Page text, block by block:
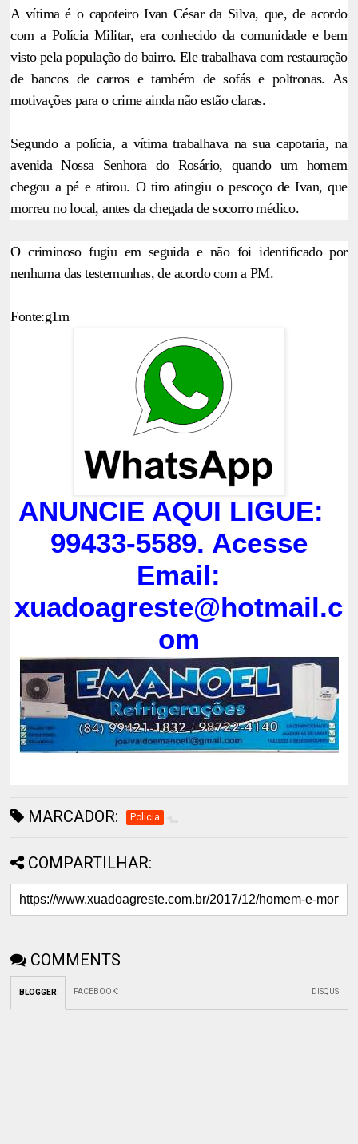
A vítima é o capoteiro Ivan César da Silva, que, de acordo
com a Polícia Militar, era conhecido da comunidade e bem
visto pela população do bairro. Ele trabalhava com restauração
de bancos de carros e também de sofás e poltronas. As
motivações para o crime ainda não estão claras.
Segundo a polícia, a vítima trabalhava na sua capotaria, na
avenida Nossa Senhora do Rosário, quando um homem
chegou a pé e atirou. O tiro atingiu o pescoço de Ivan, que
morreu no local, antes da chegada de socorro médico.
O criminoso fugiu em seguida e não foi identificado por
nenhuma das testemunhas, de acordo com a PM.
Fonte:g1rn
ANUNCIE AQUI LIGUE:
99433-5589. Acesse
Email:
xuadoagreste@hotmail.c
om
MARCADOR: Policia
COMPARTILHAR:
COMMENTS
BLOGGER FACEBOOK: DISQUS